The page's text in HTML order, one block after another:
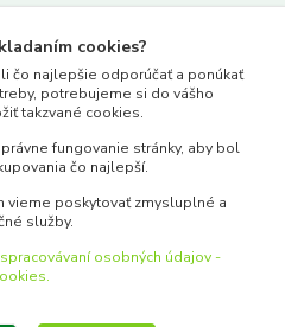
cookies?
čo najlepšie odporúčať a ponúkať
potrebujeme si do vášho
takzvané cookies.
fungovanie stránky, aby bol
čo najlepší.
vieme poskytovať zmysluplné a
služby.
osobných údajov -